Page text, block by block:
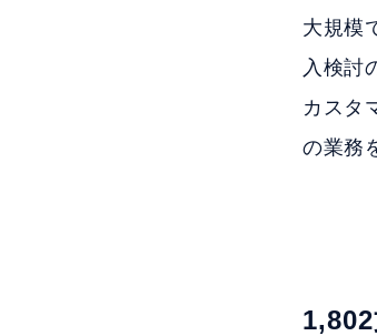
大規模
入検討
カスタ
の業務